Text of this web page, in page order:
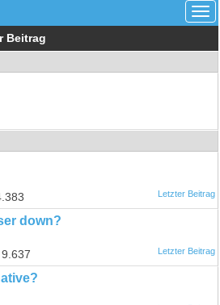
Beitrag
down?
9.637